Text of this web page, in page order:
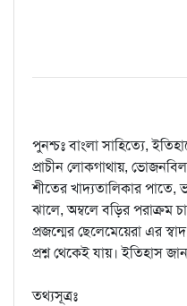
পুনশ্চঃ বাংলা সাহিত্যে,
প্রাচীন লোকগাথায়,
শীতের খাদ্যতালিকার
ঝালে, অম্বলে বড়ির পরাক্রম
প্রজন্মের ছেলেমেয়েরা এর
প্রশ্ন থেকেই যায়। ইতিহাস
তথ্যসূত্রঃ